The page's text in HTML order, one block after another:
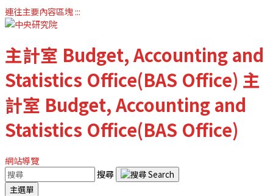
連往主要內容區塊:::
主計室 Budget, Accounting and
Statistics Office(BAS Office) 主
計室 Budget, Accounting and
Statistics Office(BAS Office)
網站導覽
搜尋
主選單